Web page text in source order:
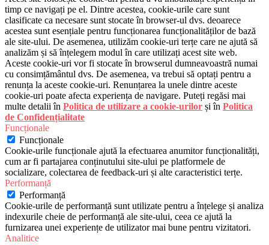
timp ce navigați pe el. Dintre acestea, cookie-urile care sunt
clasificate ca necesare sunt stocate în browser-ul dvs. deoarece
acestea sunt esențiale pentru funcționarea funcționalităților de bază
ale site-ului. De asemenea, utilizăm cookie-uri terțe care ne ajută să
analizăm și să înțelegem modul în care utilizați acest site web.
Aceste cookie-uri vor fi stocate în browserul dumneavoastră numai
cu consimțământul dvs. De asemenea, va trebui să optați pentru a
renunța la aceste cookie-uri. Renunțarea la unele dintre aceste
cookie-uri poate afecta experiența de navigare. Puteți regăsi mai
multe detalii în Politica de utilizare a cookie-urilor și în Politica
de Confidențialitate
Funcționale
Funcționale
Cookie-urile funcționale ajută la efectuarea anumitor funcționalități,
cum ar fi partajarea conținutului site-ului pe platformele de
socializare, colectarea de feedback-uri și alte caracteristici terțe.
Performanță
Performanță
Cookie-urile de performanță sunt utilizate pentru a înțelege și analiza
indexurile cheie de performanță ale site-ului, ceea ce ajută la
furnizarea unei experiențe de utilizator mai bune pentru vizitatori.
Analitice